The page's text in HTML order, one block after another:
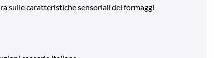
sulle caratteristiche sensoriali dei formaggi